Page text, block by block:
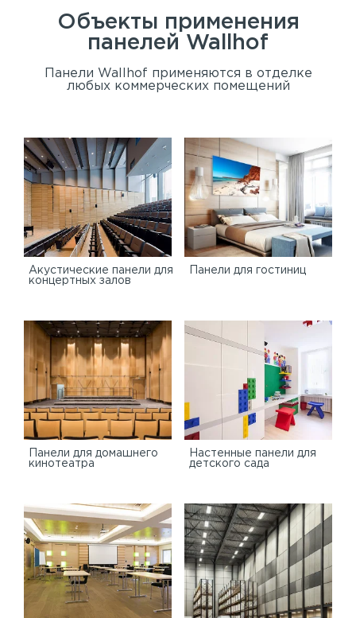
Объекты применения
панелей Wallhof
Панели Wallhof применяются в отделке
любых коммерческих помещений
Акустические панели для
концертных залов
Панели для гостиниц
Панели для домашнего
кинотеатра
Настенные панели для
детского сада